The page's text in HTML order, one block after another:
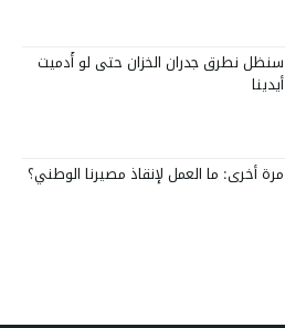
سنظل نطرق جدران الخزان حتى لو أُدميت
أيدينا
مرة أخرى: ما العمل لإنقاذ مصيرنا الوطني؟